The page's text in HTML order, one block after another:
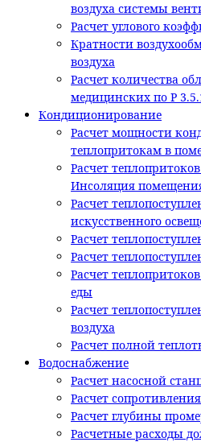
воздуха системы
Расчет углового
Кратности
воздуха
Расчет количества
медицинских по Р
Кондиционирование
Расчет мощности
теплопритокам в
Расчет
Инсоляция
Расчет
искусственного
Расчет
Расчет
Расчет
еды
Расчет
воздуха
Расчет полной
Водоснабжение
Расчет насосной
Расчет
Расчет глубины
Расчетные расходы